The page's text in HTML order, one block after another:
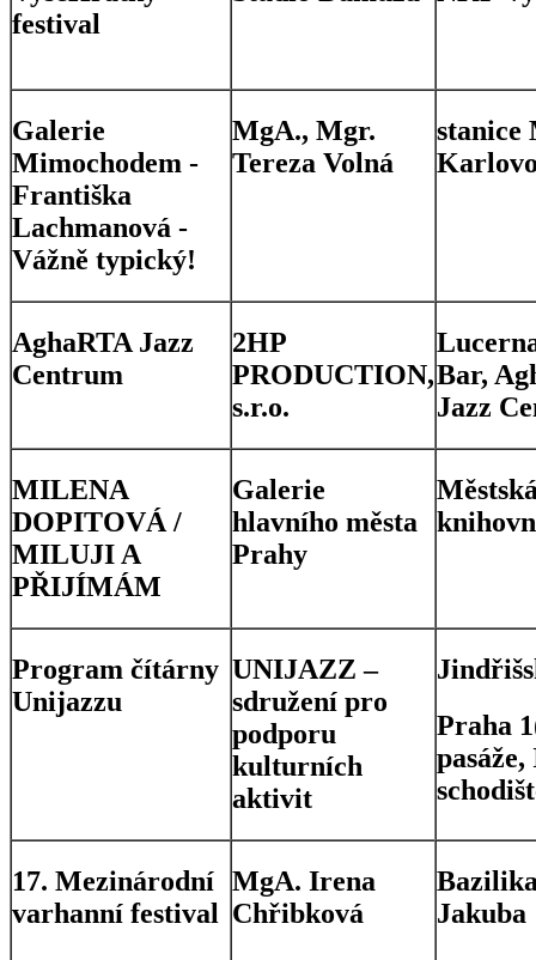
festival
Galerie
Mimochodem -
Františka
Lachmanová -
Vážně typický!
MgA., Mgr.
Tereza Volná
stanice
AghaRTA Jazz
Centrum
2HP
PRODUCTION,
s.r.o.
Bar,
Jazz
MILENA
DOPITOVÁ /
MILUJI A
PŘIJÍMÁM
Galerie
hlavního města
Prahy
Program čítárny
Unijazzu
UNIJAZZ –
sdružení pro
podporu
kulturních
aktivit
Praha
17. Mezinárodní
varhanní festival
MgA. Irena
Chřibková
Jakuba